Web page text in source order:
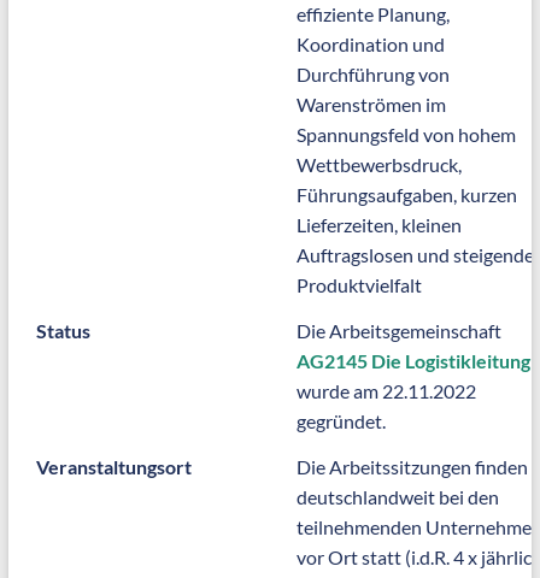
effiziente Planung,
Koordination und
Durchführung von
Warenströmen im
Spannungsfeld von hohem
Wettbewerbsdruck,
Führungsaufgaben, kurzen
Lieferzeiten, kleinen
Auftragslosen und steigender
Produktvielfalt
Status
Die Arbeitsgemeinschaft
AG2145 Die Logistikleitung
wurde am 22.11.2022
gegründet.
Veranstaltungsort
Die Arbeitssitzungen finden
deutschlandweit bei den
teilnehmenden
vor Ort statt (i.d.R. 4 x